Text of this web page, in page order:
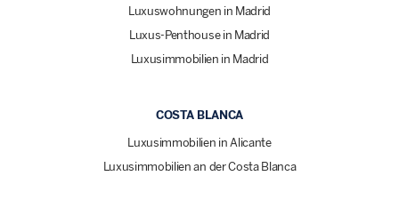
Luxuswohnungen in Madrid
Luxus-Penthouse in Madrid
Luxusimmobilien in Madrid
COSTA BLANCA
Luxusimmobilien in Alicante
Luxusimmobilien an der Costa Blanca